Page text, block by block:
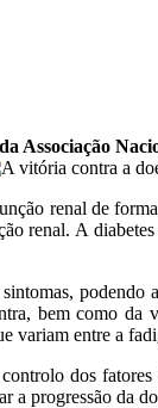
Associação
renal de
renal. A
bem como
entre a
dos
progressão da